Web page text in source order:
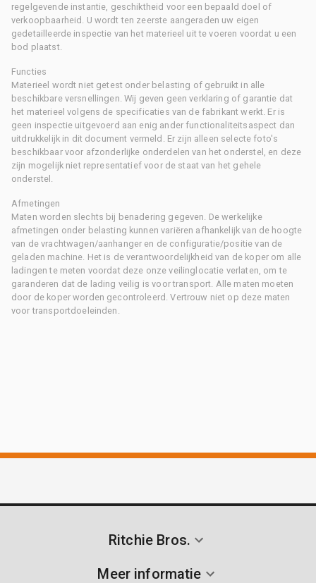
regelgevende instantie, geschiktheid voor een bepaald doel of
verkoopbaarheid. U wordt ten zeerste aangeraden uw eigen
gedetailleerde inspectie van het materieel uit te voeren voordat u een
bod plaatst.
Functies
Materieel wordt niet getest onder belasting of gebruikt in alle
beschikbare versnellingen. Wij geven geen verklaring of garantie dat
het materieel volgens de specificaties van de fabrikant werkt. Er is
geen inspectie uitgevoerd aan enig ander functionaliteitsaspect dan
uitdrukkelijk in dit document vermeld. Er zijn alleen selecte foto's
beschikbaar voor afzonderlijke onderdelen van het onderstel, en deze
zijn mogelijk niet representatief voor de staat van het gehele
onderstel.
Afmetingen
Maten worden slechts bij benadering gegeven. De werkelijke
afmetingen onder belasting kunnen variëren afhankelijk van de hoogte
van de vrachtwagen/aanhanger en de configuratie/positie van de
geladen machine. Het is de verantwoordelijkheid van de koper om alle
ladingen te meten voordat deze onze veilinglocatie verlaten, om te
garanderen dat de lading veilig is voor transport. Alle maten moeten
door de koper worden gecontroleerd. Vertrouw niet op deze maten
voor transportdoeleinden.
Ritchie Bros.
Meer informatie